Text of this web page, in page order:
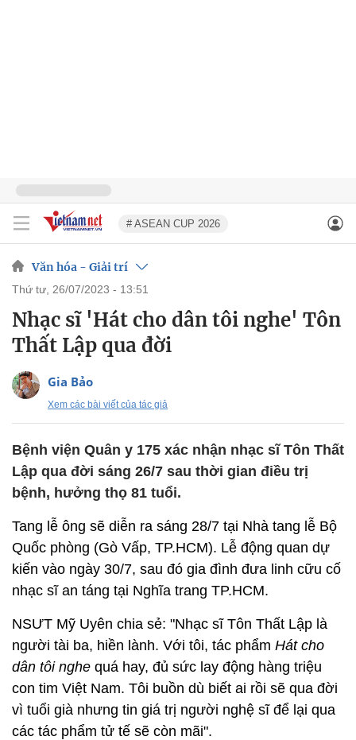
# ASEAN CUP 2026
Văn hóa - Giải trí
thứ tư, 26/07/2023 - 13:51
Nhạc sĩ 'Hát cho dân tôi nghe' Tôn
Thất Lập qua đời
Gia Bảo
Xem các bài viết của tác giả
Bệnh viện Quân y 175 xác nhận nhạc sĩ Tôn Thất
Lập qua đời sáng 26/7 sau thời gian điều trị
bệnh, hưởng thọ 81 tuổi.
Tang lễ ông sẽ diễn ra sáng 28/7 tại Nhà tang lễ Bộ
Quốc phòng (Gò Vấp, TP.HCM). Lễ động quan dự
kiến vào ngày 30/7, sau đó gia đình đưa linh cữu cố
nhạc sĩ an táng tại Nghĩa trang TP.HCM.
NSƯT Mỹ Uyên chia sẻ: "Nhạc sĩ Tôn Thất Lập là
người tài ba, hiền lành. Với tôi, tác phẩm Hát cho
dân tôi nghe quá hay, đủ sức lay động hàng triệu
con tim Việt Nam. Tôi buồn dù biết ai rồi sẽ qua đời
vì tuổi già nhưng tin giá trị người nghệ sĩ để lại qua
các tác phẩm tử tế sẽ còn mãi".